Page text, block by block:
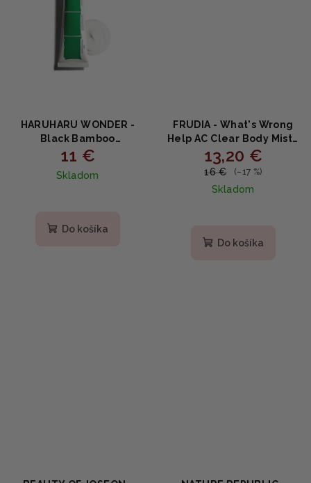
HARUHARU WONDER -
Black Bamboo
Nourishing Calming
Vyživujúci upokojujúci
11 €
Skladom
Do košíka
FRUDIA - What's Wrong
Help AC Clear Body Mist -
Telový sprej proti akné
so salicylovou kyselinou
13,20 €
16 € (–17 %)
Skladom
Do košíka